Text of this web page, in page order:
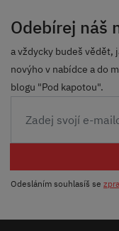
Odebírej náš
a vždycky budeš vědět,
novýho v nabídce a do
blogu "Pod kapotou".
Odesláním souhlasíš se